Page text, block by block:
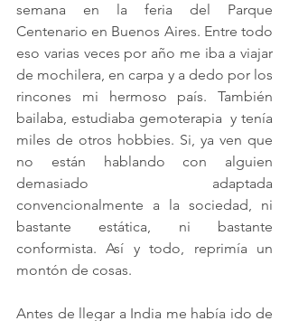
semana en la feria del Parque
Centenario en Buenos Aires. Entre todo
eso varias veces por año me iba a viajar
de mochilera, en carpa y a dedo por los
rincones mi hermoso país. También
bailaba, estudiaba gemoterapia  y tenía
miles de otros hobbies. Si, ya ven que
no están hablando con alguien
demasiado adaptada
convencionalmente a la sociedad, ni
bastante estática, ni bastante
conformista. Así y todo, reprimía un
montón de cosas.
Antes de llegar a India me había ido de